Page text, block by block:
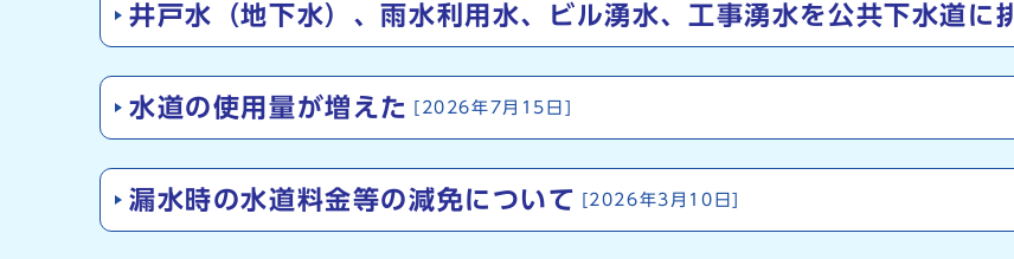
井戸水（地下水）、雨水利用水、ビル湧水、工事湧水を公共下水道に
水道の使用量が増えた [2026年7月15日]
漏水時の水道料金等の減免について [2026年3月10日]